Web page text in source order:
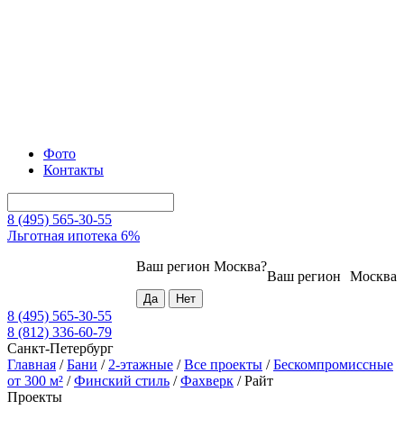
Фото
Контакты
8 (495) 565-30-55
Льготная ипотека 6%
Москва
Ваш регион
Ваш регион Москва?
8 (495) 565-30-55
8 (812) 336-60-79
Санкт-Петербург
Главная /Бани / 2-этажные /Все проекты /Бескомпромиссные
от 300 м² /Финский стиль /Фахверк /Райт
Проекты